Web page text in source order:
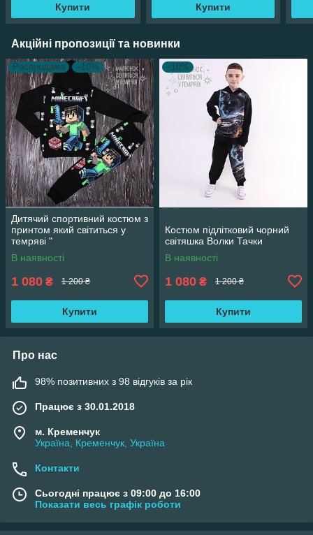
Купити Купити
Акційні пропозиції та новинки
Распродажа –10%
Дитячий спортивний костюм з
принтом який світиться у
темряві "
В наявності
1 080 ₴ 1 200 ₴
Купити
–10%
Костюм підлітковий чорний
світяшка Волки Тачки
В наявності
1 080 ₴ 1 200 ₴
Купити
Про нас
98% позитивних з 98 відгуків за рік
Працює з 30.01.2018
м. Кременчук
Україна, Кременчук, Україна
Контакти
Сьогодні працює з 09:00 до 16:00
Показати весь графік роботи